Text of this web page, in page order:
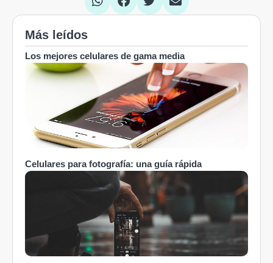
Más leídos
Los mejores celulares de gama media
Celulares para fotografía: una guía rápida